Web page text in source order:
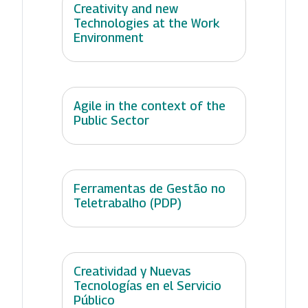
Creativity and new
Technologies at the Work
Environment
Agile in the context of the
Public Sector
Ferramentas de Gestão no
Teletrabalho (PDP)
Creatividad y Nuevas
Tecnologías en el Servicio
Público